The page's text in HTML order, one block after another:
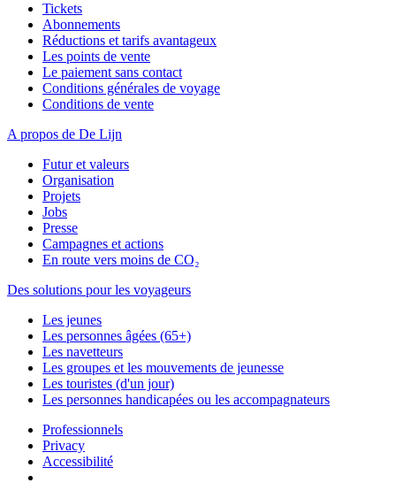
Tickets
Abonnements
Réductions et tarifs avantageux
Les points de vente
Le paiement sans contact
Conditions générales de voyage
Conditions de vente
A propos de De Lijn
Futur et valeurs
Organisation
Projets
Jobs
Presse
Campagnes et actions
En route vers moins de CO₂
Des solutions pour les voyageurs
Les jeunes
Les personnes âgées (65+)
Les navetteurs
Les groupes et les mouvements de jeunesse
Les touristes (d'un jour)
Les personnes handicapées ou les accompagnateurs
Professionnels
Privacy
Accessibilité